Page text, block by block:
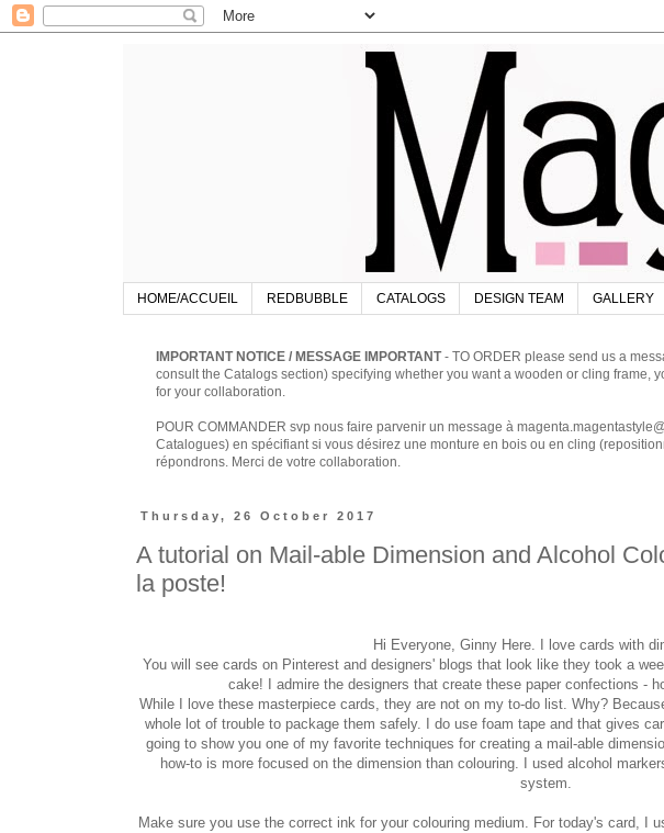
HOME/ACCUEIL REDBUBBLE CATALOGS DESIGN TEAM GALLERY
IMPORTANT NOTICE / MESSAGE IMPORTANT- TO ORDER please send us a
consult the Catalogs section) specifying whether you want a wooden or cling
for your collaboration.
POUR COMMANDER svp nous faire parvenir un message à
Catalogues) en spécifiant si vous désirez une monture en bois ou en cling
répondrons. Merci de votre collaboration.
Thursday, 26 October 2017
A tutorial on Mail-able Dimension and Alcohol
la poste!
Hi Everyone, Ginny Here. I love cards with
You will see cards on Pinterest and designers' blogs that look like they took a
cake! I admire the designers that create these paper confections -
While I love these masterpiece cards, they are not on my to-do list. Why?
whole lot of trouble to package them safely. I do use foam tape and that gives
going to show you one of my favorite techniques for creating a mail-able
how-to is more focused on the dimension than colouring. I used alcohol
system.
Make sure you use the correct ink for your colouring medium. For today's card, I